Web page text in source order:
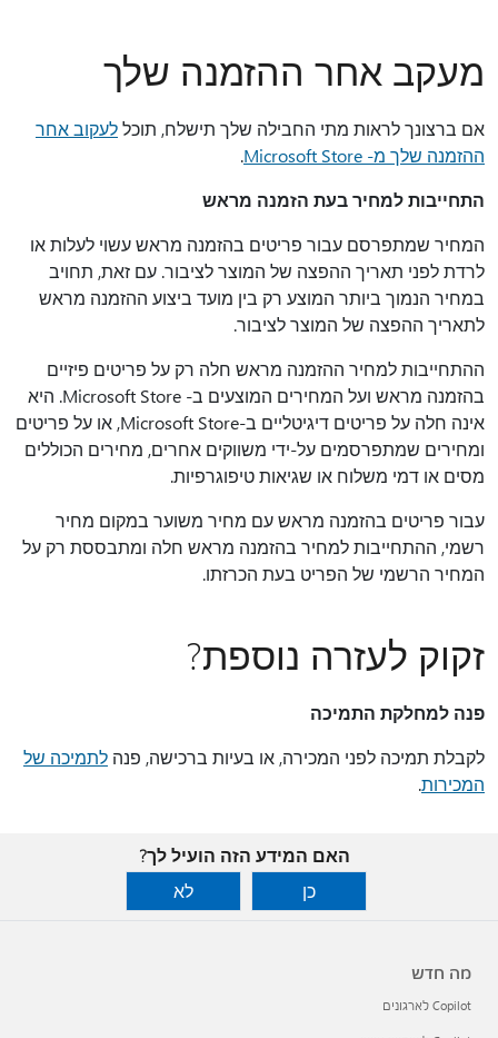
מעקב אחר ההזמנה שלך
אם ברצונך לראות מתי החבילה שלך תישלח, תוכללעקוב אחר
ההזמנה שלך מ- Microsoft Store
.
התחייבות למחיר בעת הזמנה מראש
המחיר שמתפרסם עבור פריטים בהזמנה מראש עשוי לעלות או
לרדת לפני תאריך ההפצה של המוצר לציבור. עם זאת, תחויב
במחיר הנמוך ביותר המוצע רק בין מועד ביצוע ההזמנה מראש
לתאריך ההפצה של המוצר לציבור.
ההתחייבות למחיר ההזמנה מראש חלה רק על פריטים פיזיים
בהזמנה מראש ועל המחירים המוצעים ב- Microsoft Store. היא
אינה חלה על פריטים דיגיטליים ב-Microsoft Store, או על פריטים
ומחירים שמתפרסמים על-ידי משווקים אחרים, מחירים הכוללים
מסים או דמי משלוח או שגיאות טיפוגרפיות.
עבור פריטים בהזמנה מראש עם מחיר משוער במקום מחיר
רשמי, ההתחייבות למחיר בהזמנה מראש חלה ומתבססת רק על
המחיר הרשמי של הפריט בעת הכרזתו.
זקוק לעזרה נוספת?
פנה למחלקת התמיכה
לקבלת תמיכה לפני המכירה, או בעיות ברכישה, פנה לתמיכה של
המכירות.
האם המידע הזה הועיל לך?
כן
לא
מה חדש
Copilot לארגונים